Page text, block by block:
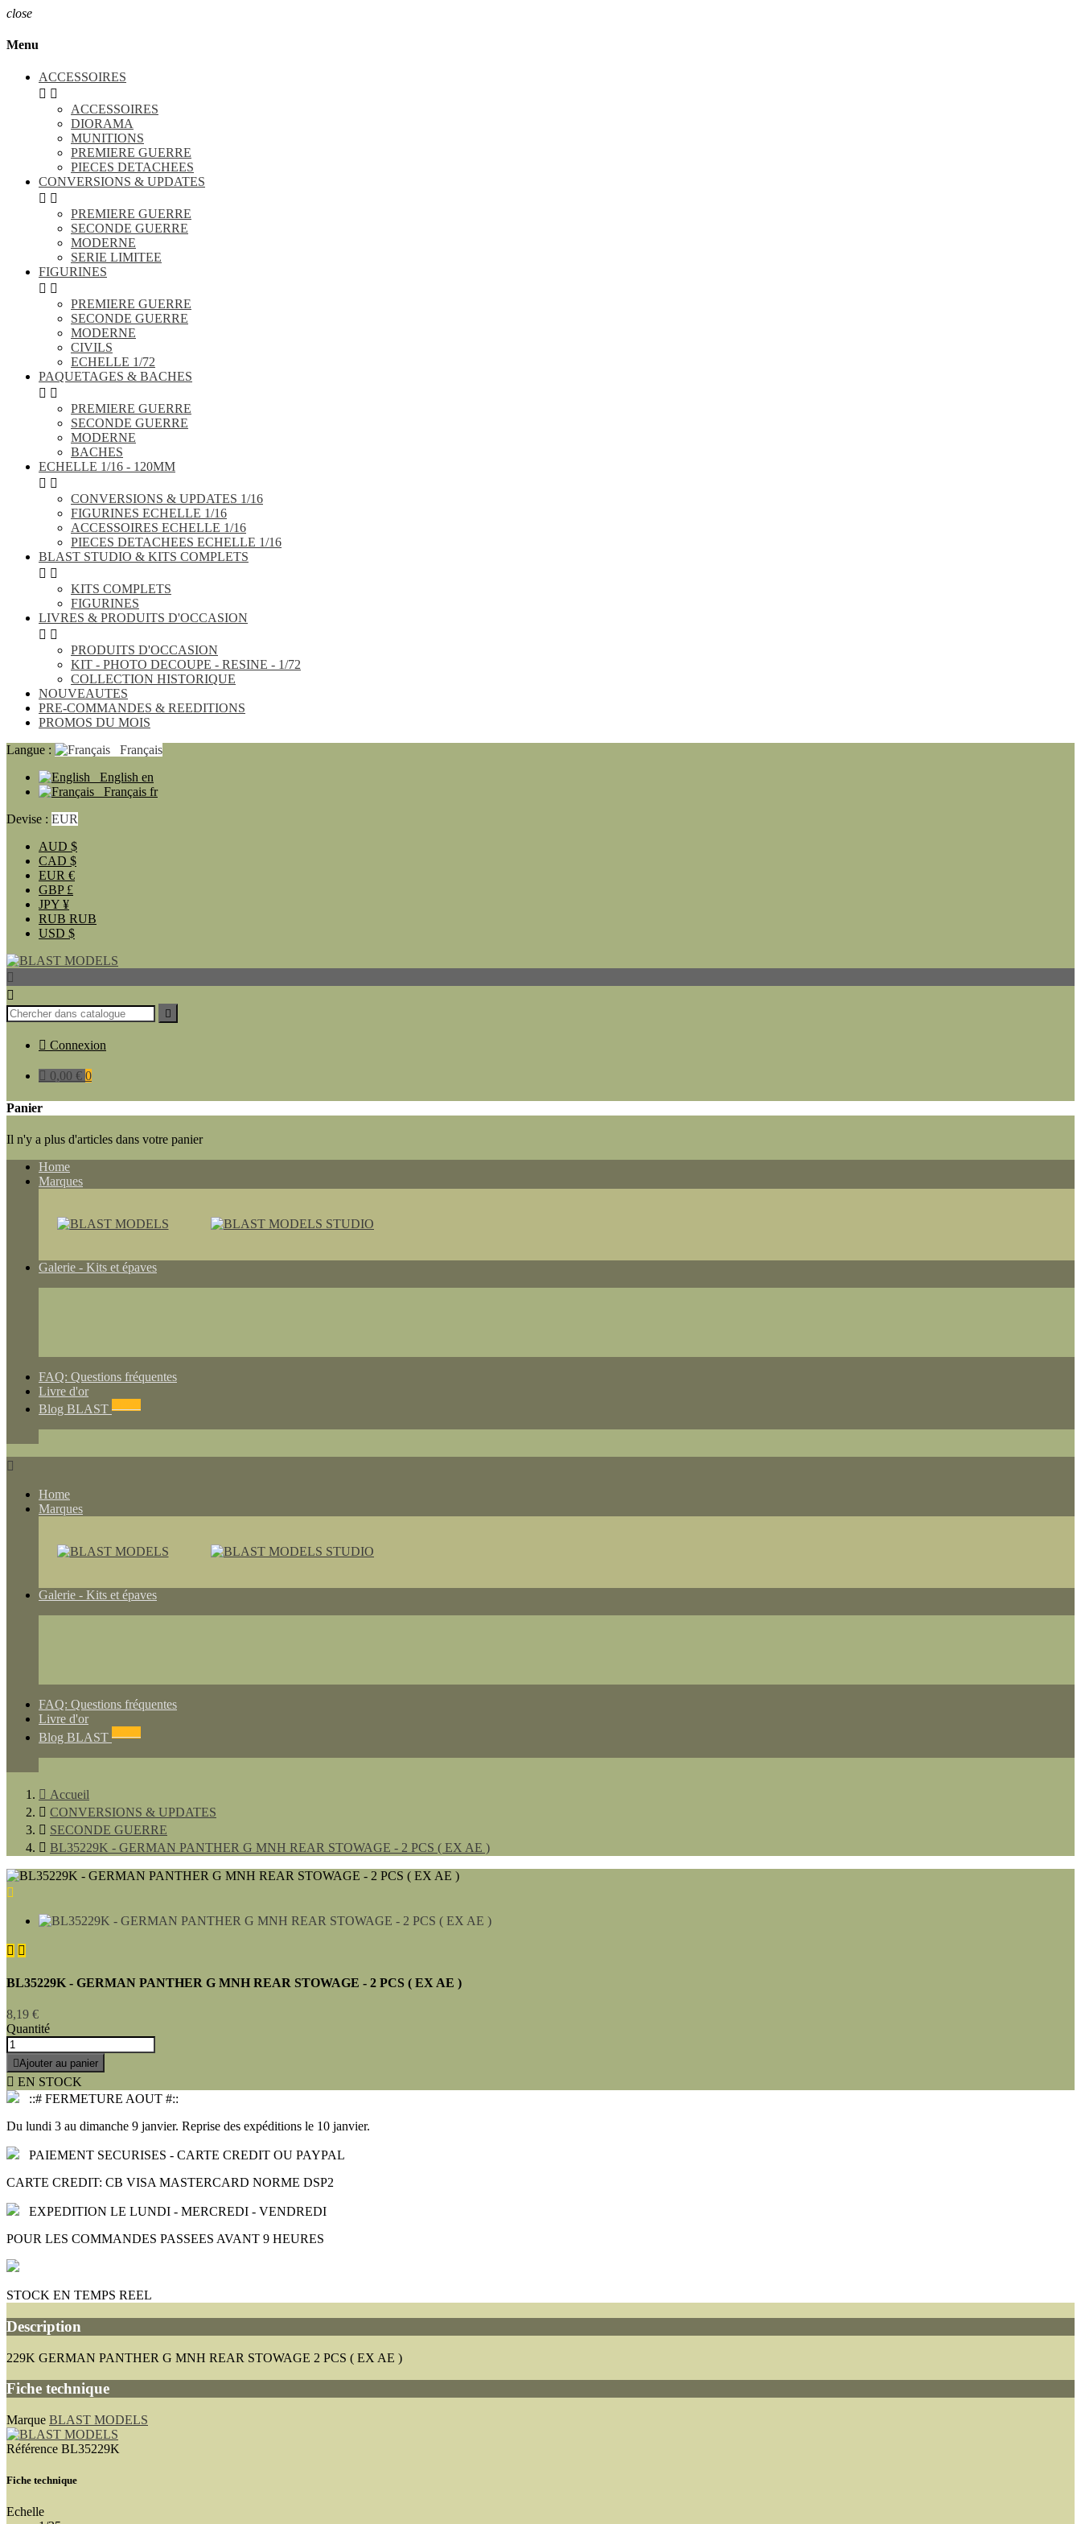
close
Menu
ACCESSOIRES
 
ACCESSOIRES
DIORAMA
MUNITIONS
PREMIERE GUERRE
PIECES DETACHEES
CONVERSIONS & UPDATES
 
PREMIERE GUERRE
SECONDE GUERRE
MODERNE
SERIE LIMITEE
FIGURINES
 
PREMIERE GUERRE
SECONDE GUERRE
MODERNE
CIVILS
ECHELLE 1/72
PAQUETAGES & BACHES
 
PREMIERE GUERRE
SECONDE GUERRE
MODERNE
BACHES
ECHELLE 1/16 - 120MM
 
CONVERSIONS & UPDATES 1/16
FIGURINES ECHELLE 1/16
ACCESSOIRES ECHELLE 1/16
PIECES DETACHEES ECHELLE 1/16
BLAST STUDIO & KITS COMPLETS
 
KITS COMPLETS
FIGURINES
LIVRES & PRODUITS D'OCCASION
 
PRODUITS D'OCCASION
KIT - PHOTO DECOUPE - RESINE - 1/72
COLLECTION HISTORIQUE
NOUVEAUTES
PRE-COMMANDES & REEDITIONS
PROMOS DU MOIS
Langue :
Français
English en
Français fr
Devise : EUR
AUD $
CAD $
EUR €
GBP £
JPY ¥
RUB RUB
USD $



 Connexion
 0,00 € 0
Panier
Il n'y a plus d'articles dans votre panier
Home
Marques
Galerie - Kits et épaves
FAQ: Questions fréquentes
Livre d'or
Blog BLAST

Home
Marques
Galerie - Kits et épaves
FAQ: Questions fréquentes
Livre d'or
Blog BLAST
 Accueil
 CONVERSIONS & UPDATES
 SECONDE GUERRE
 BL35229K - GERMAN PANTHER G MNH REAR STOWAGE - 2 PCS ( EX AE )

 
BL35229K - GERMAN PANTHER G MNH REAR STOWAGE - 2 PCS ( EX AE )
8,19 €
Quantité
Ajouter au panier
 EN STOCK
::# FERMETURE AOUT #::
Du lundi 3 au dimanche 9 janvier. Reprise des expéditions le 10 janvier.
PAIEMENT SECURISES - CARTE CREDIT OU PAYPAL
CARTE CREDIT: CB VISA MASTERCARD NORME DSP2
EXPEDITION LE LUNDI - MERCREDI - VENDREDI
POUR LES COMMANDES PASSEES AVANT 9 HEURES
STOCK EN TEMPS REEL
Description
229K GERMAN PANTHER G MNH REAR STOWAGE 2 PCS ( EX AE )
Fiche technique
Marque BLAST MODELS
Référence BL35229K
Fiche technique
Echelle